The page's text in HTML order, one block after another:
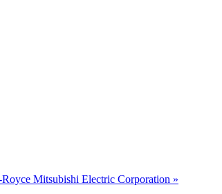
Mitsubishi Electric Corporation »